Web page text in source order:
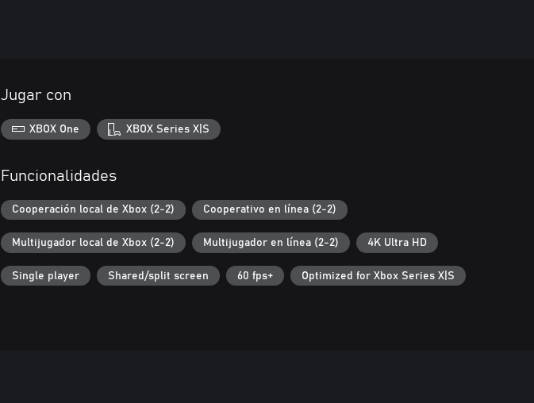
Jugar con
XBOX One XBOX Series X|S
Funcionalidades
Cooperación local de Xbox (2-2) Cooperativo en línea (2-2)
Multijugador local de Xbox (2-2) Multijugador en línea (2-2) 4K Ultra HD
Single player Shared/split screen 60 fps+ Optimized for Xbox Series X|S